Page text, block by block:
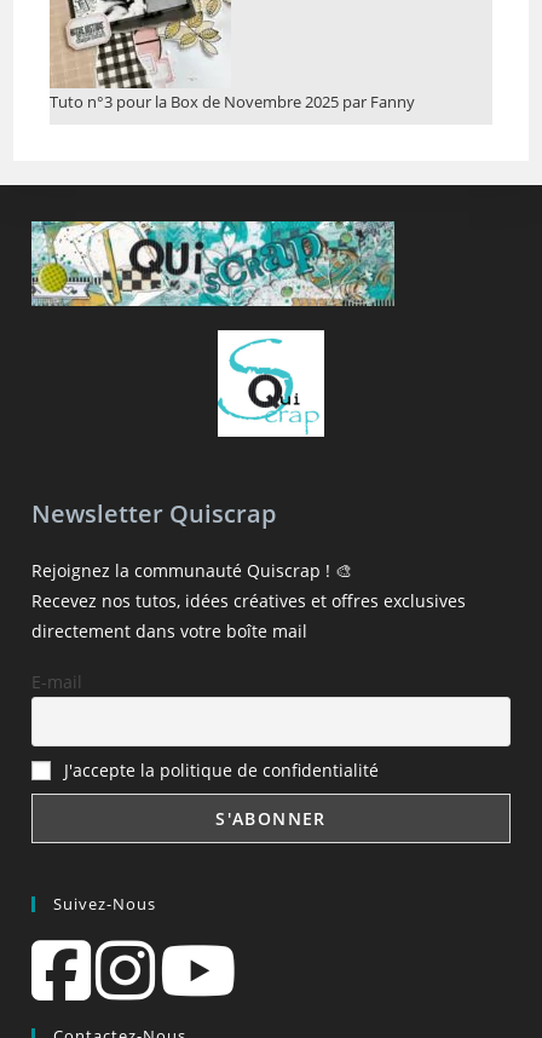
Tuto n°3 pour la Box de Novembre 2025 par Fanny
Newsletter Quiscrap
Rejoignez la communauté Quiscrap ! 🎨
Recevez nos tutos, idées créatives et offres exclusives
directement dans votre boîte mail
E-mail
J'accepte la politique de confidentialité
Suivez-Nous